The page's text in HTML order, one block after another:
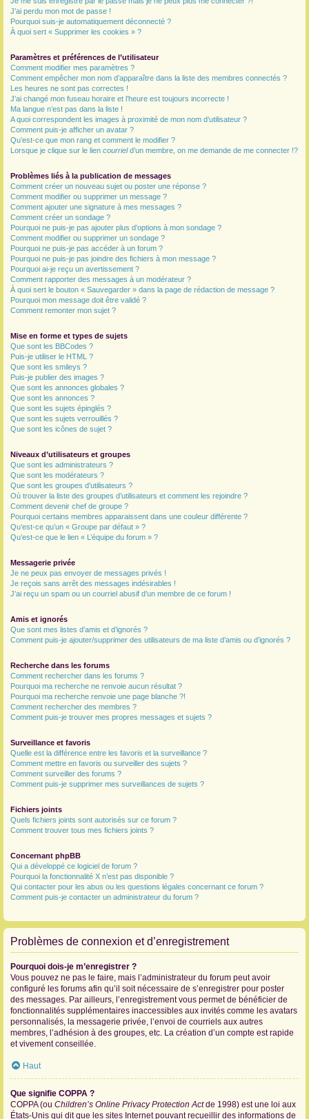
J’ai perdu mon mot de passe !
Pourquoi suis-je automatiquement déconnecté ?
À quoi sert « Supprimer les cookies » ?
Paramètres et préférences de l’utilisateur
Comment modifier mes paramètres ?
Comment empêcher mon nom d’apparaître dans la liste des membres connectés ?
Les heures ne sont pas correctes !
J’ai changé mon fuseau horaire et l’heure est toujours incorrecte !
Ma langue n’est pas dans la liste !
A quoi correspondent les images à proximité de mon nom d’utilisateur ?
Comment puis-je afficher un avatar ?
Qu’est-ce que mon rang et comment le modifier ?
Lorsque je clique sur le lien courrield’un membre, on me demande de me connecter !?
Problèmes liés à la publication de messages
Comment créer un nouveau sujet ou poster une réponse ?
Comment modifier ou supprimer un message ?
Comment ajouter une signature à mes messages ?
Comment créer un sondage ?
Pourquoi ne puis-je pas ajouter plus d’options à mon sondage ?
Comment modifier ou supprimer un sondage ?
Pourquoi ne puis-je pas accéder à un forum ?
Pourquoi ne puis-je pas joindre des fichiers à mon message ?
Pourquoi ai-je reçu un avertissement ?
Comment rapporter des messages à un modérateur ?
À quoi sert le bouton « Sauvegarder » dans la page de rédaction de message ?
Pourquoi mon message doit être validé ?
Comment remonter mon sujet ?
Mise en forme et types de sujets
Que sont les BBCodes ?
Puis-je utiliser le HTML ?
Que sont les smileys ?
Puis-je publier des images ?
Que sont les annonces globales ?
Que sont les annonces ?
Que sont les sujets épinglés ?
Que sont les sujets verrouillés ?
Que sont les icônes de sujet ?
Niveaux d’utilisateurs et groupes
Que sont les administrateurs ?
Que sont les modérateurs ?
Que sont les groupes d’utilisateurs ?
Où trouver la liste des groupes d’utilisateurs et comment les rejoindre ?
Comment devenir chef de groupe ?
Pourquoi certains membres apparaissent dans une couleur différente ?
Qu’est-ce qu’un « Groupe par défaut » ?
Qu’est-ce que le lien « L’équipe du forum » ?
Messagerie privée
Je ne peux pas envoyer de messages privés !
Je reçois sans arrêt des messages indésirables !
J’ai reçu un spam ou un courriel abusif d’un membre de ce forum !
Amis et ignorés
Que sont mes listes d’amis et d’ignorés ?
Comment puis-je ajouter/supprimer des utilisateurs de ma liste d’amis ou d’ignorés ?
Recherche dans les forums
Comment rechercher dans les forums ?
Pourquoi ma recherche ne renvoie aucun résultat ?
Pourquoi ma recherche renvoie une page blanche ?!
Comment rechercher des membres ?
Comment puis-je trouver mes propres messages et sujets ?
Surveillance et favoris
Quelle est la différence entre les favoris et la surveillance ?
Comment mettre en favoris ou surveiller des sujets ?
Comment surveiller des forums ?
Comment puis-je supprimer mes surveillances de sujets ?
Fichiers joints
Quels fichiers joints sont autorisés sur ce forum ?
Comment trouver tous mes fichiers joints ?
Concernant phpBB
Qui a développé ce logiciel de forum ?
Pourquoi la fonctionnalité X n’est pas disponible ?
Qui contacter pour les abus ou les questions légales concernant ce forum ?
Comment puis-je contacter un administrateur du forum ?
Problèmes de connexion et d’enregistrement
Pourquoi dois-je m’enregistrer ?
Vous pouvez ne pas le faire, mais l’administrateur du forum peut avoir
configuré les forums afin qu’il soit nécessaire de s’enregistrer pour poster
des messages. Par ailleurs, l’enregistrement vous permet de bénéficier de
fonctionnalités supplémentaires inaccessibles aux invités comme les avatars
personnalisés, la messagerie privée, l’envoi de courriels aux autres
membres, l’adhésion à des groupes, etc. La création d’un compte est rapide
et vivement conseillée.
Haut
Que signifie COPPA ?
COPPA (ou Children’s Online Privacy Protection Actde 1998) est une loi aux
États-Unis qui dit que les sites Internet pouvant recueillir des informations de